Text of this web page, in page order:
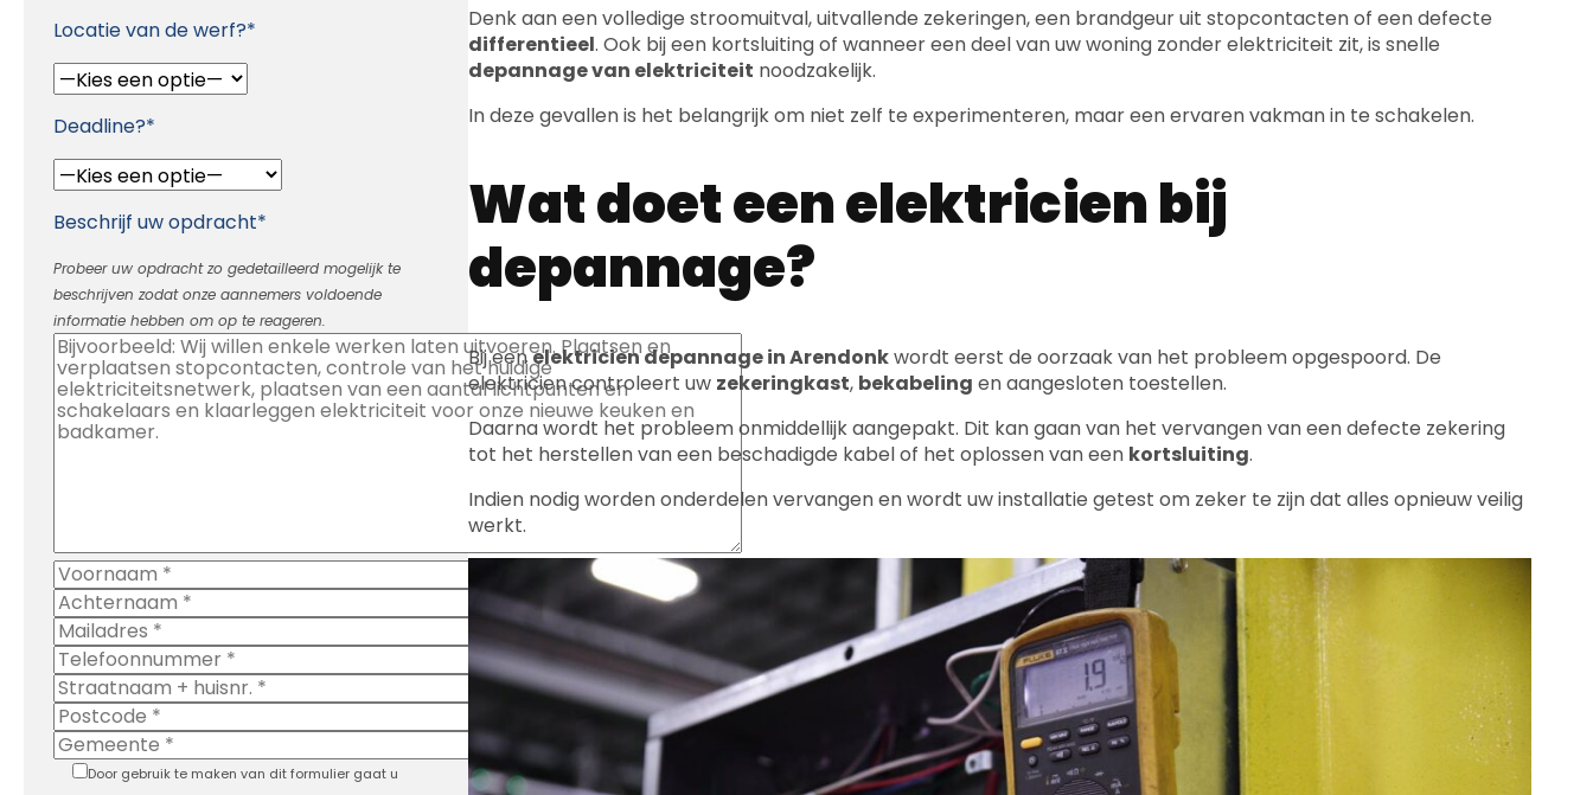
Locatie van de werf?*
Deadline?*
Beschrijf uw opdracht*
Probeer uw opdracht zo gedetailleerd mogelijk te
beschrijven zodat onze aannemers voldoende
informatie hebben om op te reageren.
Door gebruik te maken van dit formulier gaat u
Denk aan een volledige stroomuitval, uitvallende zekeringen, een brandgeur uit stopcontacten of een defecte
differentieel. Ook bij een kortsluiting of wanneer een deel van uw woning zonder elektriciteit zit, is snelle
depannage van elektriciteit noodzakelijk.
In deze gevallen is het belangrijk om niet zelf te experimenteren, maar een ervaren vakman in te schakelen.
Wat doet een elektricien bij
depannage?
Bij eenelektricien depannage in Arendonkwordt eerst de oorzaak van het probleem opgespoord. De
elektricien controleert uw zekeringkast, bekabeling en aangesloten toestellen.
Daarna wordt het probleem onmiddellijk aangepakt. Dit kan gaan van het vervangen van een defecte zekering
tot het herstellen van een beschadigde kabel of het oplossen van een kortsluiting.
Indien nodig worden onderdelen vervangen en wordt uw installatie getest om zeker te zijn dat alles opnieuw veilig
werkt.